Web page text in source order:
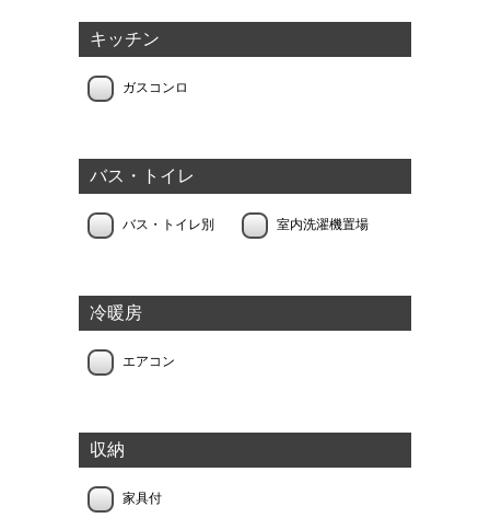
キッチン
ガスコンロ
バス・トイレ
バス・トイレ別 室内洗濯機置場
冷暖房
エアコン
収納
家具付